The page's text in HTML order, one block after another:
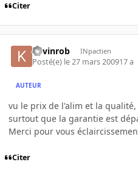
Citer
Kevinrob INpactien
Posté(e) le 27 mars 200917 a
AUTEUR
vu le prix de l'alim et la
surtout que la garantie est
Merci pour vous
Citer